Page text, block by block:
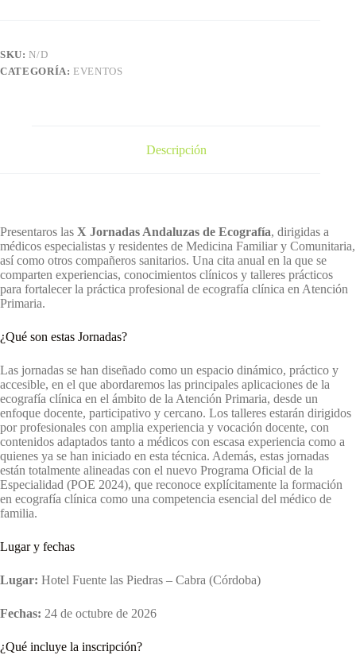
cantidad
SKU:N/D
CATEGORÍA:EVENTOS
Descripción
Presentaros las X Jornadas Andaluzas de Ecografía, dirigidas a
médicos especialistas y residentes de Medicina Familiar y Comunitaria,
así como otros compañeros sanitarios. Una cita anual en la que se
comparten experiencias, conocimientos clínicos y talleres prácticos
para fortalecer la práctica profesional de ecografía clínica en Atención
Primaria.
¿Qué son estas Jornadas?
Las jornadas se han diseñado como un espacio dinámico, práctico y
accesible, en el que abordaremos las principales aplicaciones de la
ecografía clínica en el ámbito de la Atención Primaria, desde un
enfoque docente, participativo y cercano. Los talleres estarán dirigidos
por profesionales con amplia experiencia y vocación docente, con
contenidos adaptados tanto a médicos con escasa experiencia como a
quienes ya se han iniciado en esta técnica. Además, estas jornadas
están totalmente alineadas con el nuevo Programa Oficial de la
Especialidad (POE 2024), que reconoce explícitamente la formación
en ecografía clínica como una competencia esencial del médico de
familia.
Lugar y fechas
Lugar: Hotel Fuente las Piedras – Cabra (Córdoba)
Fechas: 24 de octubre de 2026
¿Qué incluye la inscripción?